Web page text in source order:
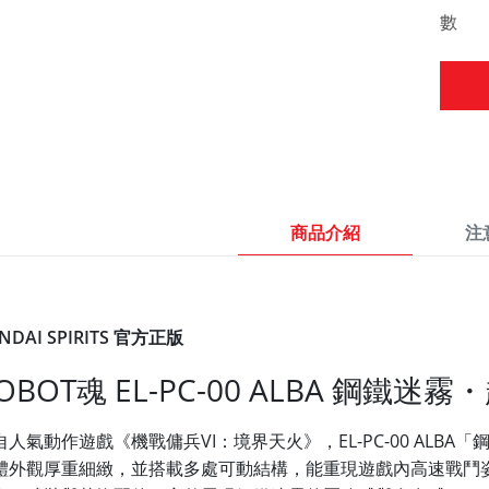
數
商品介紹 注
SPIRITS 官方正版
魂 EL-PC-00 ALBA 鋼鐵迷霧
人氣動作遊戲《機戰傭兵VI：境界天火》，EL-PC-00 ALBA「
外觀厚重細緻，並搭載多處可動結構，能重現遊戲內高速戰鬥